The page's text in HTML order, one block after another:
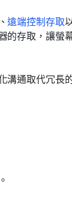
遠端控制存取
的存取，讓螢
溝通取代冗長